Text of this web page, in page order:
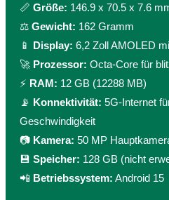
📏 Größe: 146.9 x 70.5 x 7.6
⚖ Gewicht: 162 Gramm
📱 Display: 6,2 Zoll AMOLED
🚀 Prozessor: Octa-Core für
⚡ RAM: 12 GB (12288 MB)
📡 Konnektivität: 5G-Internet
Geschwindigkeit
📷 Kamera: 50 MP
💾 Speicher: 128 GB (nicht
📲 Betriebssystem: Android 15